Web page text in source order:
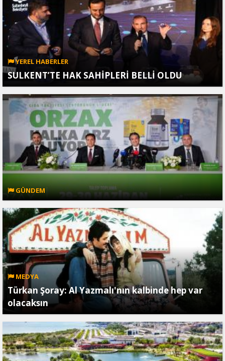
YEREL HABERLER
SULKENT’TE HAK SAHİPLERİ BELLİ OLDU
GÜNDEM
MEDYA
Türkan Şoray: Al Yazmalı'nın kalbinde hep var
olacaksın